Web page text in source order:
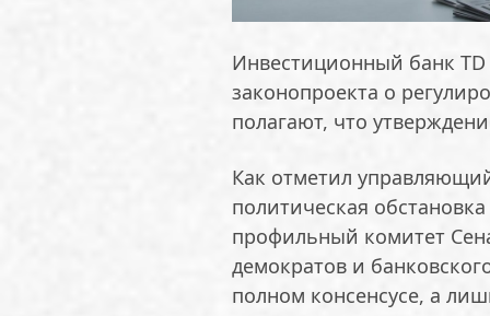
Инвестиционный банк
законопроекта о
полагают, что
Как отметил
политическая
профильный комитет
демократов и
полном консенсусе, а